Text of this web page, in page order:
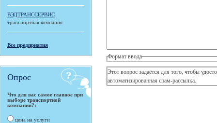
ВЭДТРАНССЕРВИС
транспортная компания
Все предприятия
Опрос
Что для вас самое главное при
выборе транспортной
компании?:
цена на услуги
Формат ввода
Этот вопрос задаётся для того, чтобы
автоматизированная спам-рассылка.